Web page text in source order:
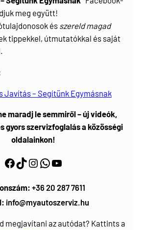
meg együtt!
és szereld magad
tippekkel, útmutatókkal és saját
Javítás – Segítünk Egymásnak
maradj le semmiről – új videók,
gyors szervizfoglalás a közösségi
oldalainkon!
Facebook https://www.tiktok.com/@myautoszerviz.hu https://www.instagram.com/myautoszerviz.hu/ wa.me/36202877611 YouTube
+36 20 287 7611
info@myautoszerviz.hu
megjavítani az autódat? Kattints a